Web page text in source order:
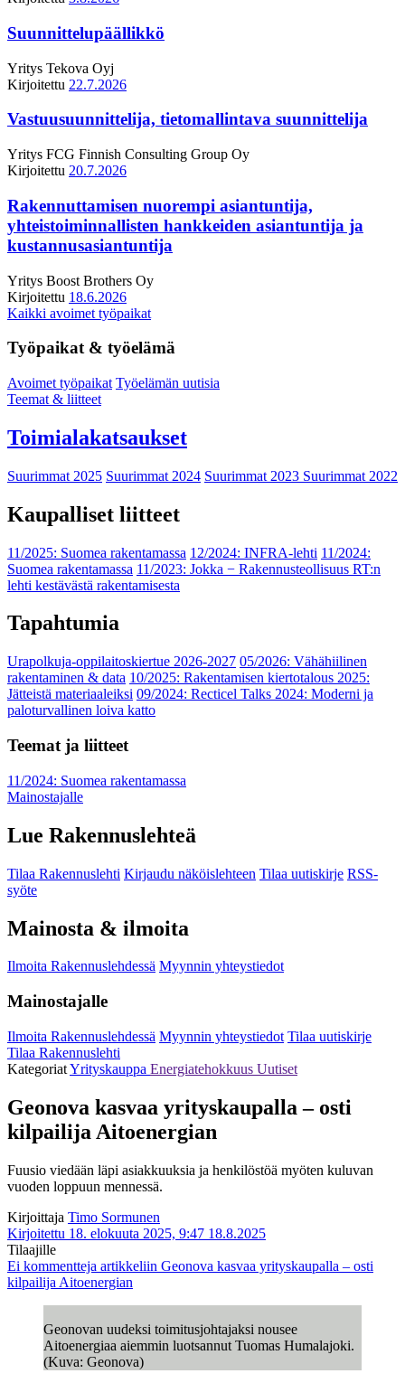
Suunnittelupäällikkö
Yritys Tekova Oyj
Kirjoitettu 22.7.2026
Vastuusuunnittelija, tietomallintava suunnittelija
Yritys FCG Finnish Consulting Group Oy
Kirjoitettu 20.7.2026
Rakennuttamisen nuorempi asiantuntija,
yhteistoiminnallisten hankkeiden asiantuntija ja
kustannusasiantuntija
Yritys Boost Brothers Oy
Kirjoitettu 18.6.2026
Kaikki avoimet työpaikat
Työpaikat & työelämä
Avoimet työpaikat Työelämän uutisia
Teemat & liitteet
Toimialakatsaukset
Suurimmat 2025 Suurimmat 2024 Suurimmat 2023 Suurimmat 2022
Kaupalliset liitteet
11/2025: Suomea rakentamassa 12/2024: INFRA-lehti 11/2024:
Suomea rakentamassa 11/2023: Jokka − Rakennusteollisuus RT:n
lehti kestävästä rakentamisesta
Tapahtumia
Urapolkuja-oppilaitoskiertue 2026-2027 05/2026: Vähähiilinen
rakentaminen & data 10/2025: Rakentamisen kiertotalous 2025:
Jätteistä materiaaleiksi 09/2024: Recticel Talks 2024: Moderni ja
paloturvallinen loiva katto
Teemat ja liitteet
11/2024: Suomea rakentamassa
Mainostajalle
Lue Rakennuslehteä
Tilaa Rakennuslehti Kirjaudu näköislehteen Tilaa uutiskirje RSS-
syöte
Mainosta & ilmoita
Ilmoita Rakennuslehdessä Myynnin yhteystiedot
Mainostajalle
Ilmoita Rakennuslehdessä Myynnin yhteystiedot Tilaa uutiskirje
Tilaa Rakennuslehti
KategoriatYrityskauppa Energiatehokkuus Uutiset
Geonova kasvaa yrityskaupalla – osti
kilpailija Aitoenergian
Fuusio viedään läpi asiakkuuksia ja henkilöstöä myöten kuluvan
vuoden loppuun mennessä.
Kirjoittaja Timo Sormunen
Kirjoitettu 18. elokuuta 2025, 9:47 18.8.2025
Tilaajille
Ei kommentteja artikkeliin Geonova kasvaa yrityskaupalla – osti
kilpailija Aitoenergian
Geonovan uudeksi toimitusjohtajaksi nousee
Aitoenergiaa aiemmin luotsannut Tuomas Humalajoki.
(Kuva: Geonova)